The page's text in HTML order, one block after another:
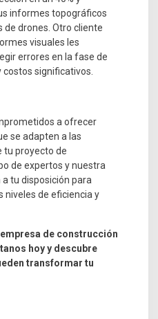
informes topográficos
de drones. Otro cliente
visuales les
errores en la fase de
significativos.
a ofrecer
se adapten a las
tu proyecto de
de expertos y nuestra
tu disposición para
niveles de eficiencia y
de construcción
hoy y descubre
transformar tu